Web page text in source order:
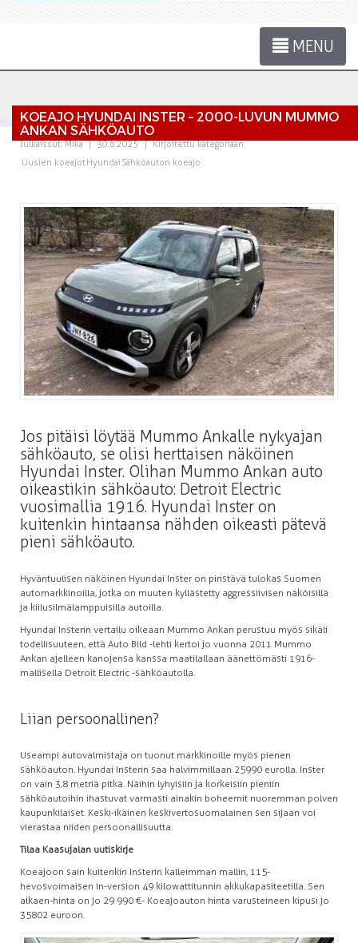
MENU
KOEAJO HYUNDAI INSTER – 2000-LUVUN MUMMO
ANKAN SÄHKÖAUTO
Julkaissut:Mika | 30.6.2025 | Kirjoitettu kategoriaan:
Uusien koeajotHyundai Sähköauton koeajo
Jos pitäisi löytää Mummo Ankalle nykyajan
sähköauto, se olisi herttaisen näköinen
Hyundai Inster. Olihan Mummo Ankan auto
oikeastikin sähköauto: Detroit Electric
vuosimallia 1916. Hyundai Inster on
kuitenkin hintaansa nähden oikeasti pätevä
pieni sähköauto.
Hyväntuulisen näköinen Hyundai Inster on piristävä tulokas Suomen
automarkkinoilla, jotka on muuten kyllästetty aggressiivisen näköisillä
ja kiilusilmälamppuisilla autoilla.
Hyundai Insterin vertailu oikeaan Mummo Ankan perustuu myös sikäli
todellisuuteen, että Auto Bild -lehti kertoi jo vuonna 2011 Mummo
Ankan ajelleen kanojensa kanssa maatilallaan äänettömästi 1916-
mallisella Detroit Electric -sähköautolla.
Liian persoonallinen?
Useampi autovalmistaja on tuonut markkinoille myös pienen
sähköauton. Hyundai Insterin saa halvimmillaan 25 990 eurolla. Inster
on vain 3,8 metriä pitkä. Näihin lyhyisiin ja korkeisiin pieniin
sähköautoihin ihastuvat varmasti ainakin boheemit nuoremman polven
kaupunkilaiset. Keski-ikäinen keskivertosuomalainen sen sijaan voi
vierastaa niiden persoonallisuutta.
Tilaa Kaasujalan uutiskirje
Koeajoon sain kuitenkin Insterin kalleimman mallin, 115-
hevosvoimaisen In-version 49 kilowattitunnin akkukapasiteetilla. Sen
alkaen-hinta on jo 29 990 €- Koeajoauton hinta varusteineen kipusi jo
35 802 euroon.